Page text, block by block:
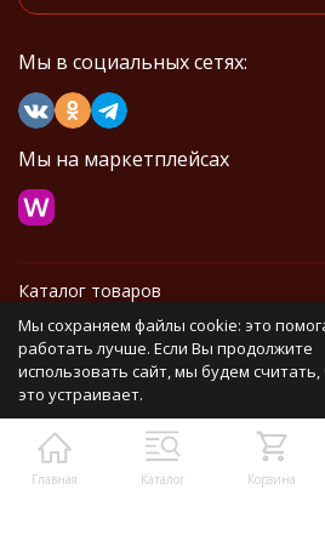
Главная Каталог Корзина
Мы в социальных сетях:
Мы на маркетплейсах
Каталог товаров
Информация
Политика персональных данных
Мы сохраняем файлы cookie: это
работать лучше. Если Вы продолжите
использовать сайт, мы будем считать,
это устраивает.